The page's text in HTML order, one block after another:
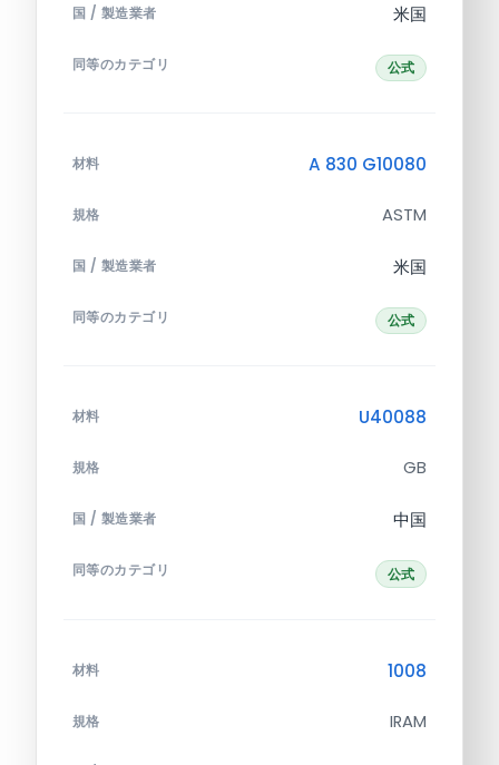
国 / 製造業者 米国
同等のカテゴリ 公式
材料 A 830 G10080
規格 ASTM
国 / 製造業者 米国
同等のカテゴリ 公式
材料 U40088
規格 GB
国 / 製造業者 中国
同等のカテゴリ 公式
材料 1008
規格 IRAM